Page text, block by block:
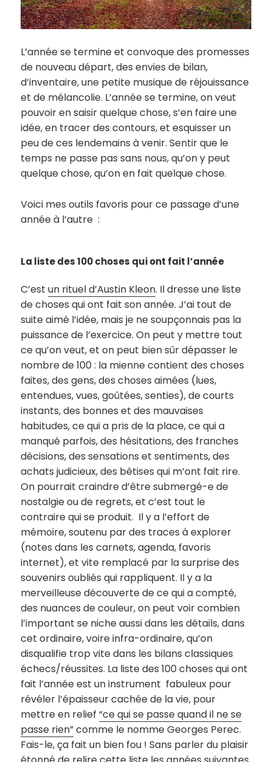
L’année se termine et convoque des promesses
de nouveau départ, des envies de bilan,
d’inventaire, une petite musique de réjouissance
et de mélancolie. L’année se termine, on veut
pouvoir en saisir quelque chose, s’en faire une
idée, en tracer des contours, et esquisser un
peu de ces lendemains à venir. Sentir que le
temps ne passe pas sans nous, qu’on y peut
quelque chose, qu’on en fait quelque chose.
Voici mes outils favoris pour ce passage d’une
année à l’autre :
La liste des 100 choses qui ont fait l’année
C’estun rituel d’Austin Kleon. Il dresse une liste
de choses qui ont fait son année. J’ai tout de
suite aimé l’idée, mais je ne soupçonnais pas la
puissance de l’exercice. On peut y mettre tout
ce qu’on veut, et on peut bien sûr dépasser le
nombre de 100 : la mienne contient des choses
faites, des gens, des choses aimées (lues,
entendues, vues, goûtées, senties), de courts
instants, des bonnes et des mauvaises
habitudes, ce qui a pris de la place, ce qui a
manqué parfois, des hésitations, des franches
décisions, des sensations et sentiments, des
achats judicieux, des bêtises qui m’ont fait rire.
On pourrait craindre d’être submergé-e de
nostalgie ou de regrets, et c’est tout le
contraire qui se produit. Il y a l’effort de
mémoire, soutenu par des traces à explorer
(notes dans les carnets, agenda, favoris
internet), et vite remplacé par la surprise des
souvenirs oubliés qui rappliquent. Il y a la
merveilleuse découverte de ce qui a compté,
des nuances de couleur, on peut voir combien
l’important se niche aussi dans les détails, dans
cet ordinaire, voire infra-ordinaire, qu’on
disqualifie trop vite dans les bilans classiques
échecs/réussites. La liste des 100 choses qui ont
fait l’année est un instrument fabuleux pour
révéler l’épaisseur cachée de la vie, pour
mettre en relief“ce qui se passe quand il ne se
passe rien”comme le nomme Georges Perec.
Fais-le, ça fait un bien fou ! Sans parler du plaisir